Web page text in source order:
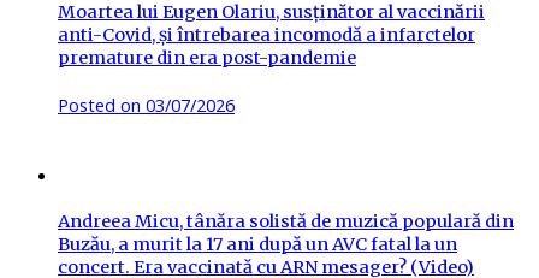
Moartea lui Eugen Olariu, susținător al vaccinării
anti-Covid, și întrebarea incomodă a infarctelor
premature din era post-pandemie
Posted on 03/07/2026
Andreea Micu, tânăra solistă de muzică populară din
Buzău, a murit la 17 ani după un AVC fatal la un
concert. Era vaccinată cu ARN mesager? (Video)